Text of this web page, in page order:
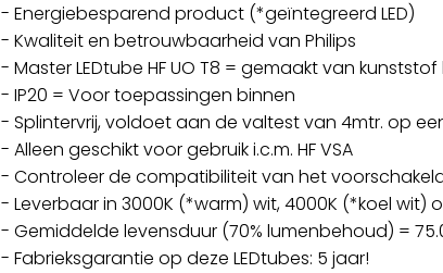
- Energiebesparend product (*geïntegreerd LED)
- Kwaliteit en betrouwbaarheid van Philips
- Master LEDtube HF UO T8 = gemaakt van
- IP20 = Voor toepassingen binnen
- Splintervrij, voldoet aan de valtest van 4mtr. op
- Alleen geschikt voor gebruik i.c.m. HF VSA
- Controleer de compatibiliteit van het
- Leverbaar in 3000K (*warm) wit, 4000K (*koel wit)
- Gemiddelde levensduur (70% lumenbehoud) =
- Fabrieksgarantie op deze LEDtubes: 5 jaar!